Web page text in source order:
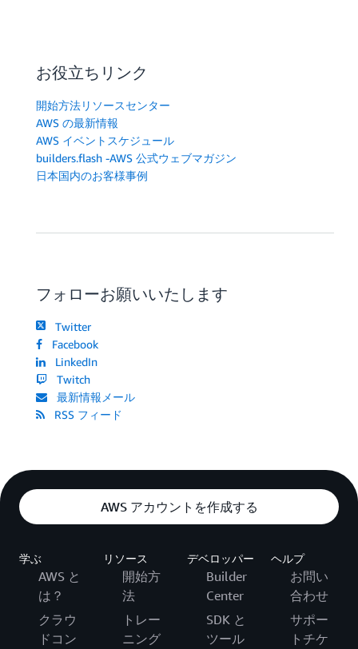
お役立ちリンク
開始方法リソースセンター
AWS の最新情報
AWS イベントスケジュール
builders.flash -AWS 公式ウェブマガジン
日本国内のお客様事例
フォローお願いいたします
Twitter
Facebook
LinkedIn
Twitch
最新情報メール
RSS フィード
AWS アカウントを作成する
学ぶ
AWS と
は？
クラウ
ドコン
リソース
開始方
法
トレー
ニング
デベロッパー
Builder
Center
SDK と
ツール
ヘルプ
お問い
合わせ
サポー
トチケ